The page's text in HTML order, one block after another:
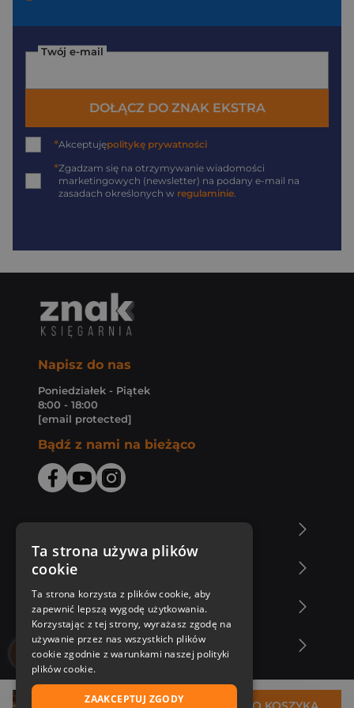
Twój e-mail
DOŁĄCZ DO ZNAK EKSTRA
*Akceptujępolitykę prywatności
*Zgadzam się na otrzymywanie wiadomości
marketingowych (newsletter) na podany e-mail na
zasadach określonych w regulaminie
Napisz do nas
Poniedziałek - Piątek
8:00 - 18:00
[email protected]
Bądź z nami na bieżąco
Zakupy u nas
Nasza oferta
Nasi autorzy
Ta strona używa plików
cookie
Ta strona korzysta z plików cookie, aby
zapewnić lepszą wygodę użytkowania.
Korzystając z tej strony, wyrażasz zgodę na
używanie przez nas wszystkich plików
cookie zgodnie z warunkami naszej polityki
plików cookie.
ZAAKCEPTUJ ZGODY